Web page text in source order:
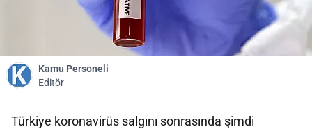
Kamu Personeli
Editör
Türkiye koronavirüs salgını sonrasında şimdi